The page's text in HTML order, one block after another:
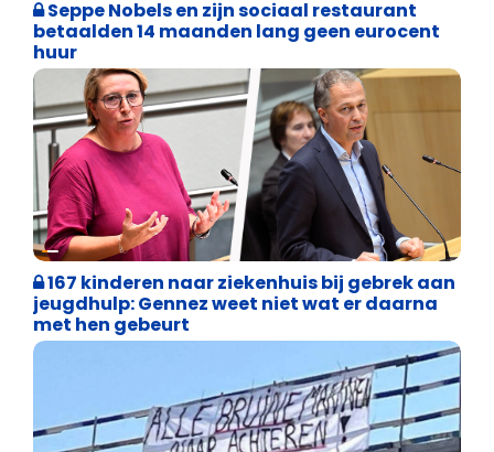
Seppe Nobels en zijn sociaal restaurant
betaalden 14 maanden lang geen eurocent
huur
Binnenland politiek
167 kinderen naar ziekenhuis bij gebrek aan
jeugdhulp: Gennez weet niet wat er daarna
met hen gebeurt